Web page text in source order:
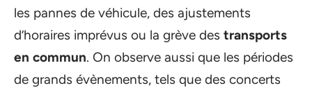
les pannes de véhicule, des ajustements
d’horaires imprévus ou la grève des transports
en commun. On observe aussi que les périodes
de grands évènements, tels que des concerts